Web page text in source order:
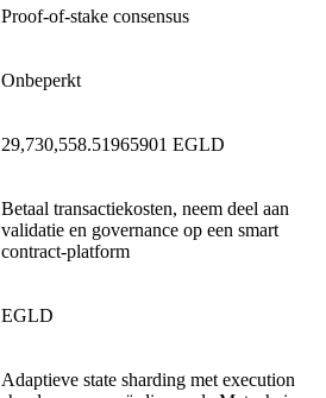
Proof-of-stake consensus
Onbeperkt
29,730,558.51965901 EGLD
Betaal transactiekosten, neem deel aan
validatie en governance op een smart
contract-platform
EGLD
Adaptieve state sharding met execution